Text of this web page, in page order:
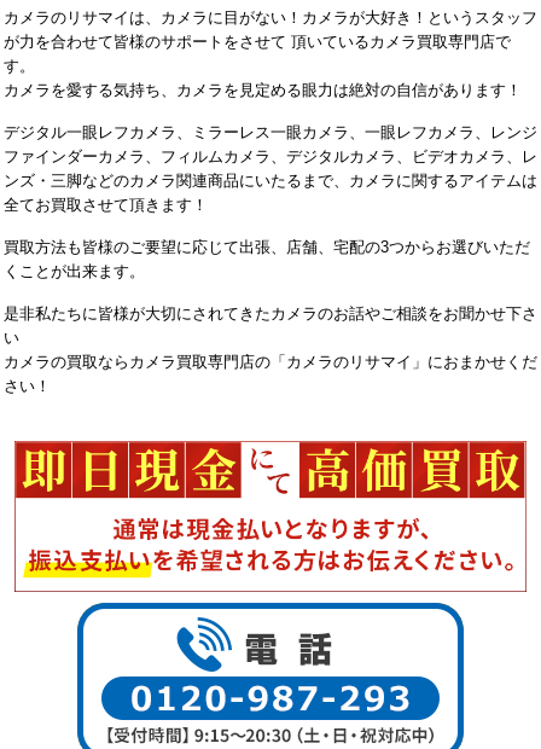
カメラのリサマイは、カメラに目がない！カメラが大好き！というスタッフ
が力を合わせて皆様のサポートをさせて 頂いているカメラ買取専門店で
す。
カメラを愛する気持ち、カメラを見定める眼力は絶対の自信があります！
デジタル一眼レフカメラ、ミラーレス一眼カメラ、一眼レフカメラ、レンジ
ファインダーカメラ、フィルムカメラ、デジタルカメラ、ビデオカメラ、レ
ンズ・三脚などのカメラ関連商品にいたるまで、カメラに関するアイテムは
全てお買取させて頂きます！
買取方法も皆様のご要望に応じて出張、店舗、宅配の3つからお選びいただ
くことが出来ます。
是非私たちに皆様が大切にされてきたカメラのお話やご相談をお聞かせ下さ
い
カメラの買取ならカメラ買取専門店の「カメラのリサマイ」におまかせくだ
さい！